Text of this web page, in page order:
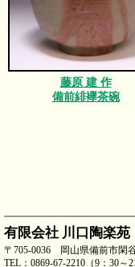
藤原 建 作
備前緋襷茶碗
有限会社 川口陶楽苑
〒705-0036 岡山県備前市閑
TEL：0869-67-2210（9：30～